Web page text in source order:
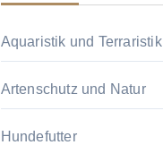
Aquaristik und Terraristik
Artenschutz und Natur
Hundefutter